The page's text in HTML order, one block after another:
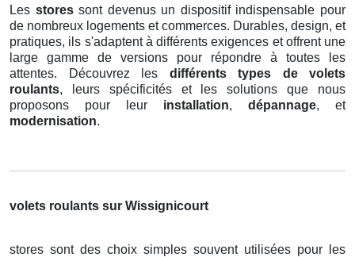
Les storessont devenus un dispositif indispensable pour
de nombreux logements et commerces. Durables, design, et
pratiques, ils s'adaptent à différents exigences et offrent une
large gamme de versions pour répondre à toutes les
attentes. Découvrez les différents types de volets
roulants, leurs spécificités et les solutions que nous
proposons pour leur installation, dépannage, et
modernisation.
volets roulants sur Wissignicourt
stores sont des choix simples souvent utilisées pour les